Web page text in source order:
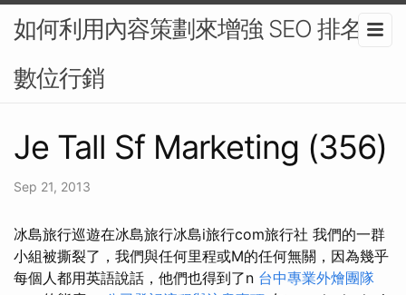
如何利用內容策劃來增強 SEO 排名-
數位行銷
Je Tall Sf Marketing (356)
Sep 21, 2013
冰島旅行巡遊在冰島旅行冰島i旅行com旅行社 我們的一群
小組被撕裂了，我們與任何里程或M的任何無關，因為幾乎
每個人都用英語說話，他們也得到了n 台中專業外燴團隊